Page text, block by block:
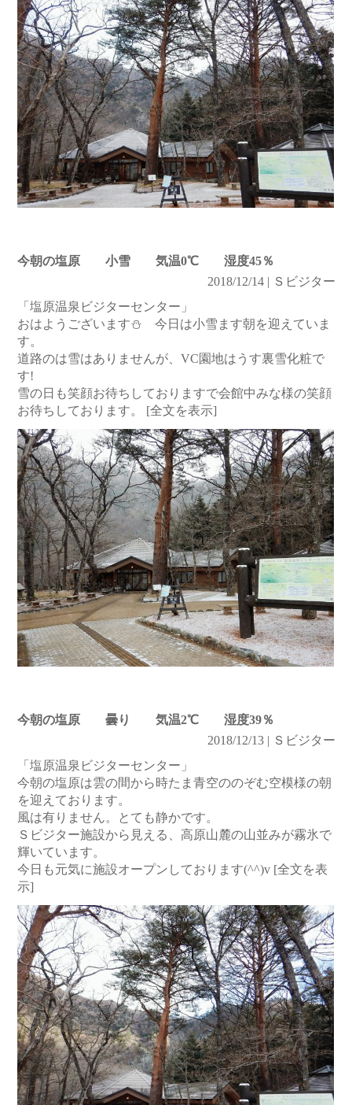
今朝の塩原 小雪 気温0℃ 湿度45％
2018/12/14 | Ｓビジター
「塩原温泉ビジターセンター」
おはようございます⛄ 今日は小雪ます朝を迎えていま
す。
道路のは雪はありませんが、VC園地はうす裏雪化粧で
す!
雪の日も笑顔お待ちしておりますで会館中みな様の笑顔
お待ちしております。 [全文を表示]
今朝の塩原 曇り 気温2℃ 湿度39％
2018/12/13 | Ｓビジター
「塩原温泉ビジターセンター」
今朝の塩原は雲の間から時たま青空ののぞむ空模様の朝
を迎えております。
風は有りません。とても静かです。
Ｓビジター施設から見える、高原山麓の山並みが霧氷で
輝いています。
今日も元気に施設オープンしております(^^)v [全文を表
示]